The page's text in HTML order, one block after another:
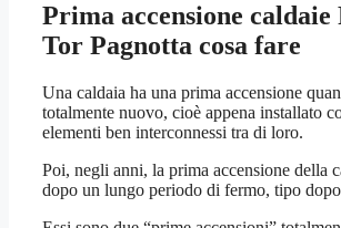
Prima accensione
Tor Pagnotta cosa fare
Una caldaia ha una prima accensione
totalmente nuovo, cioè appena installato
elementi ben interconnessi tra di loro.
Poi, negli anni, la prima accensione della
dopo un lungo periodo di fermo, tipo dopo